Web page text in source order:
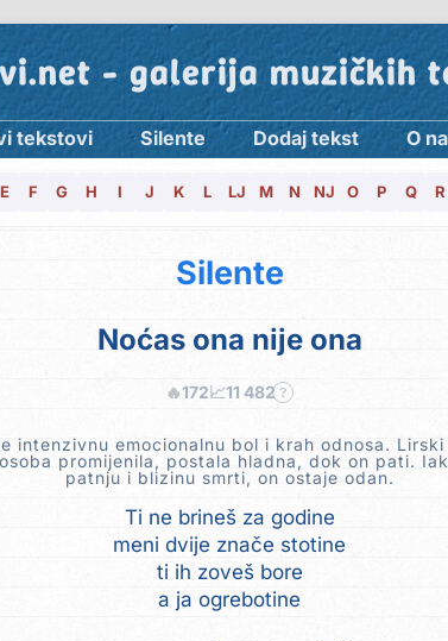
- galerija muzičkih
tekstovi Silente Dodaj tekst O
E F G H I J K L LJ M N NJ O P Q R
Silente
Noćas ona nije ona
🔥172📈11 482 ?
intenzivnu emocionalnu bol i krah odnosa.
promijenila, postala hladna, dok on pati.
patnju i blizinu smrti, on ostaje odan.
Ti ne brineš za godine
meni dvije znače stotine
ti ih zoveš bore
a ja ogrebotine